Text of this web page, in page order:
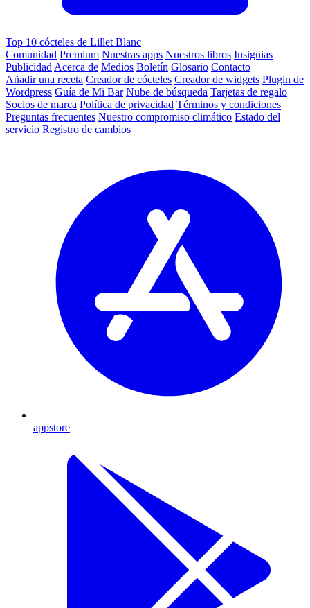
Top 10 cócteles de Lillet Blanc
Comunidad Premium Nuestras apps Nuestros libros Insignias
Publicidad Acerca de Medios Boletín Glosario Contacto
Añadir una receta Creador de cócteles Creador de widgets Plugin de
Wordpress Guía de Mi Bar Nube de búsqueda Tarjetas de regalo
Socios de marca Política de privacidad Términos y condiciones
Preguntas frecuentes Nuestro compromiso climático Estado del
servicio Registro de cambios
appstore